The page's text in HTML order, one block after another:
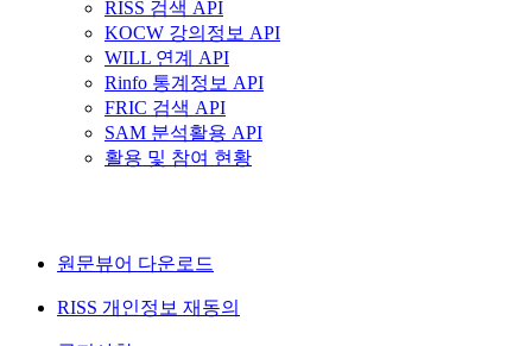
RISS 검색 API
KOCW 강의정보 API
WILL 연계 API
Rinfo 통계정보 API
FRIC 검색 API
SAM 분석활용 API
활용 및 참여 현황
원문뷰어 다운로드
RISS 개인정보 재동의